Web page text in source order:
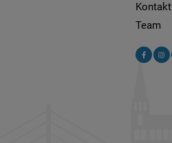
Kontakt
Team